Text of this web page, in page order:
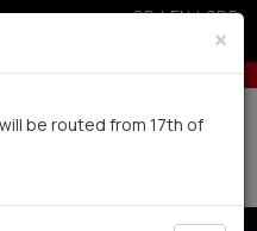
GR|EN|SRB
off for orders over 250€ for EU & 300€ for
days via UPS
×
be routed from 17th of